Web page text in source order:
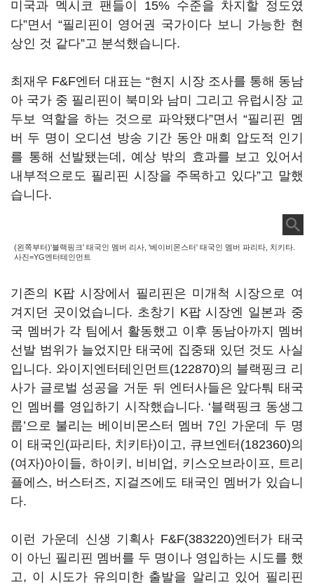
미국과 멕시코 팬들이 15% 수준을 차지할 정도였
다”면서 “필리핀이 영어권 국가이다 보니 가능한 현
상인 것 같다”고 분석했습니다.
최재우 F&F엔터 대표는 “현지 시장 조사를 통해 동남
아 국가 중 필리핀이 북미와 남미 그리고 유럽시장 교
두보 역할을 하는 것으로 파악됐다”면서 “필리핀 멤
버 두 명이 오디션 방송 기간 동안 매회 압도적 인기
를 통해 선발됐는데 , 예상 밖의 효과를 보고 있어서
내부적으로도 필리핀 시장을 주목하고 있다”고 말했
습니다.
(왼쪽부터)'블랙핑크' 태국인 멤버 리사, '베이비몬스터' 태국인 멤버 파리타, 치키타.
사진=YG엔터테인먼트
기존의 K팝 시장에서 필리핀은 미개척 시장으로 여
겨지던 곳이었습니다. 초창기 K팝 시장엔 일본과 중
국 멤버가 각 팀에서 활동했고 이후 동남아까지 멤버
선발 범위가 늘었지만 태국에 집중돼 있던 것도 사실
입니다. 와이지엔터테인먼트(122870)의 블랙핑크 리
사가 글로벌 성공을 거둔 뒤 엔터사들은 앞다퉈 태국
인 멤버를 영입하기 시작했습니다. ‘블랙핑크 동생그
룹’으로 불리는 베이비몬스터 멤버 7인 가운데 두 명
이 태국인(파리타, 치키타)이고, 큐브엔터(182360)의
(여자)아이들, 하이키 , 비비업 , 키스오브라이프, 트리
플에스, 버스터즈, 지걸즈에도 태국인 멤버가 있습니
다.
이런 가운데 신생 기획사 F&F(383220)엔터가 태국
이 아닌 필리핀 멤버를 두 명이나 영입하는 시도를 했
고, 이 시도가 유의미한 출발을 알리고 있어 필리핀